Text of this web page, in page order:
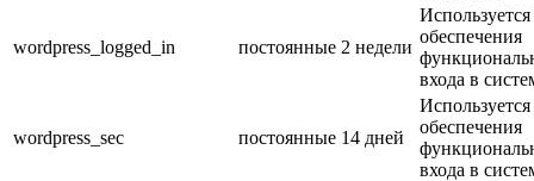
wordpress_logged_in постоянные 2 недели
Используется
обеспечения
входа в
wordpress_sec постоянные 14 дней
Используется
обеспечения
входа в